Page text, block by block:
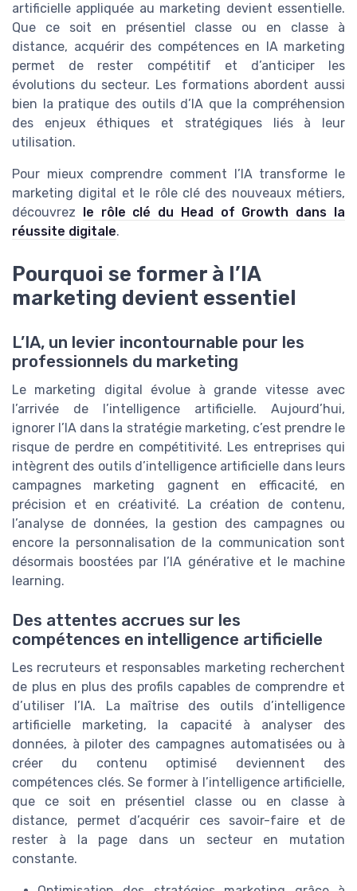
artificielle appliquée au marketing devient essentielle.
Que ce soit en présentiel classe ou en classe à
distance, acquérir des compétences en IA marketing
permet de rester compétitif et d’anticiper les
évolutions du secteur. Les formations abordent aussi
bien la pratique des outils d’IA que la compréhension
des enjeux éthiques et stratégiques liés à leur
utilisation.
Pour mieux comprendre comment l’IA transforme le
marketing digital et le rôle clé des nouveaux métiers,
découvrez le rôle clé du Head of Growth dans la
réussite digitale.
Pourquoi se former à l’IA
marketing devient essentiel
L’IA, un levier incontournable pour les
professionnels du marketing
Le marketing digital évolue à grande vitesse avec
l’arrivée de l’intelligence artificielle. Aujourd’hui,
ignorer l’IA dans la stratégie marketing, c’est prendre le
risque de perdre en compétitivité. Les entreprises qui
intègrent des outils d’intelligence artificielle dans leurs
campagnes marketing gagnent en efficacité, en
précision et en créativité. La création de contenu,
l’analyse de données, la gestion des campagnes ou
encore la personnalisation de la communication sont
désormais boostées par l’IA générative et le machine
learning.
Des attentes accrues sur les
compétences en intelligence artificielle
Les recruteurs et responsables marketing recherchent
de plus en plus des profils capables de comprendre et
d’utiliser l’IA. La maîtrise des outils d’intelligence
artificielle marketing, la capacité à analyser des
données, à piloter des campagnes automatisées ou à
créer du contenu optimisé deviennent des
compétences clés. Se former à l’intelligence artificielle,
que ce soit en présentiel classe ou en classe à
distance, permet d’acquérir ces savoir-faire et de
rester à la page dans un secteur en mutation
constante.